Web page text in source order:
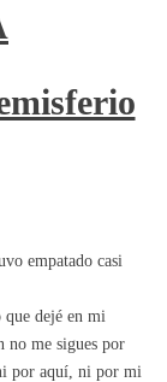
empatado casi
que dejé en mi
no me sigues por
por aquí, ni por mi